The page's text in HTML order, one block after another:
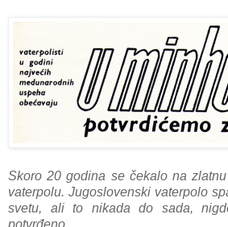
Skoro 20 godina se čekalo na
vaterpolu. Jugoslovenski vaterpolo
svetu, ali to nikada do sada,
potvrđeno.